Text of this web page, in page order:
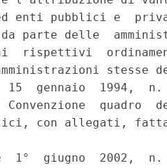
ed enti pubblici e
da parte delle
rispettivi
stesse
15  gennaio  1994,
Convenzione
con allegati,
1°  giugno  2002,